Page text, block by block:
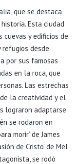
que se destaca
Esta ciudad
y edificios de
refugios desde
por sus famosas
en la roca, que
Las estrechas
la creatividad y el
lograron adaptarse
se rodaron en
morir’ de James
de Cristo’ de Mel
se rodó